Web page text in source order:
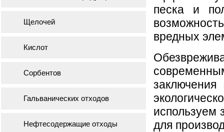
песка и
вредных
используем
для
Щелочей
Кислот
Сорбентов
Гальванических отходов
Нефтесодержащие отходы